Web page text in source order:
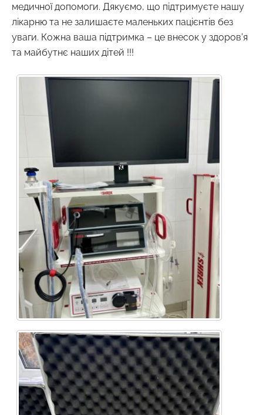
медичної допомоги. Дякуємо, що підтримуєте нашу
лікарню та не залишаєте маленьких пацієнтів без
уваги. Кожна ваша підтримка – це внесок у здоров’я
та майбутнє наших дітей !!!